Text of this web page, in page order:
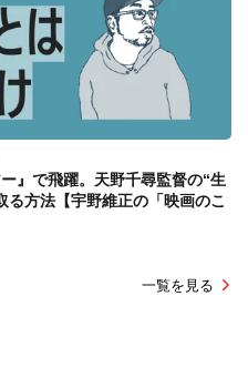
』で飛躍。天野千尋監督の“生
る方法【宇野維正の「映画のこ
一覧を見る